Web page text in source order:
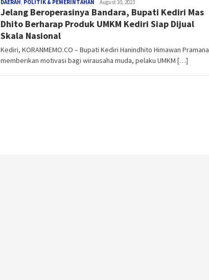
DAERAH POLITIK & PEMERINTAHAN August 10, 2023
Jelang Beroperasinya Bandara, Bupati Kediri Mas
Dhito Berharap Produk UMKM Kediri Siap Dijual
Skala Nasional
Kediri, KORANMEMO.CO – Bupati Kediri Hanindhito Himawan Pramana
memberikan motivasi bagi wirausaha muda, pelaku UMKM […]